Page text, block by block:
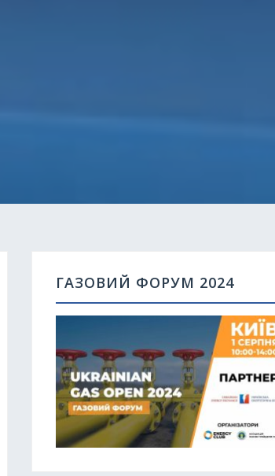
ГАЗОВИЙ ФОРУМ 2024